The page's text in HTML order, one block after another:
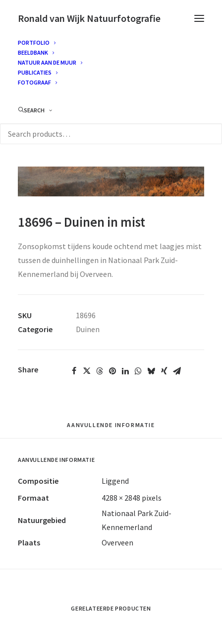
Ronald van Wijk Natuurfotografie
PORTFOLIO
BEELDBANK
NATUUR AAN DE MUUR
PUBLICATIES
FOTOGRAAF
SEARCH
18696 – Duinen in mist
Zonsopkomst tijdens koude ochtend met laagjes mist
tussen de duinhellingen in Nationaal Park Zuid-
Kennemerland bij Overveen.
SKU
18696
Categorie
Duinen
Share
AANVULLENDE INFORMATIE
AANVULLENDE INFORMATIE
Compositie
Liggend
Formaat
4288 × 2848 pixels
Natuurgebied
Nationaal Park Zuid-
Kennemerland
Plaats
Overveen
GERELATEERDE PRODUCTEN